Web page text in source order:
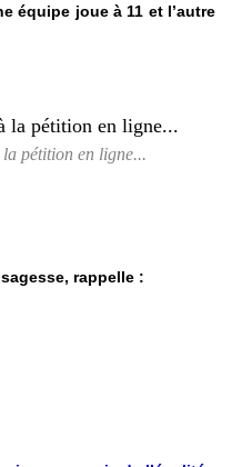
équipe joue à 11 et l’autre
pétition en ligne...
rappelle :